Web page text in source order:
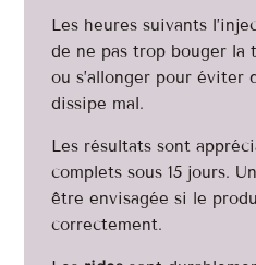
Les heures suivants
de ne pas trop bouger la
ou s’allonger pour éviter
dissipe mal.
Les résultats sont
complets sous 15 jours.
être envisagée si le
correctement.